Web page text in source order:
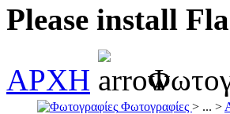
Please install
ΑΡΧΗ
Φωτογραφίες > ... >